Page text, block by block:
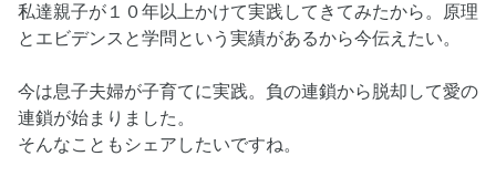
私達親子が１０年以上かけて実践してきてみたから。原理
とエビデンスと学問という実績があるから今伝えたい。
今は息子夫婦が子育てに実践。負の連鎖から脱却して愛の
連鎖が始まりました。
そんなこともシェアしたいですね。